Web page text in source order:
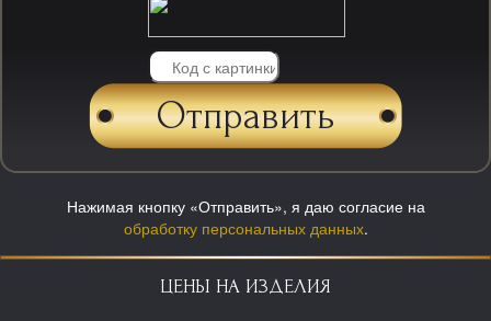
Нажимая кнопку «Отправить», я даю согласие на
обработку персональных данных.
ЦЕНЫ НА ИЗДЕЛИЯ